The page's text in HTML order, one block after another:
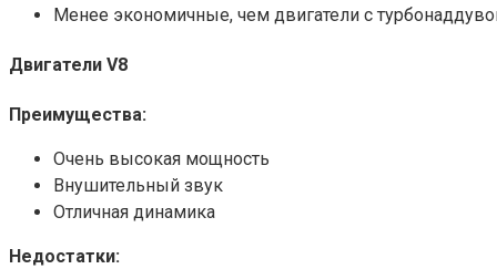
Менее экономичные, чем двигатели с
Двигатели V8
Преимущества:
Очень высокая мощность
Внушительный звук
Отличная динамика
Недостатки: